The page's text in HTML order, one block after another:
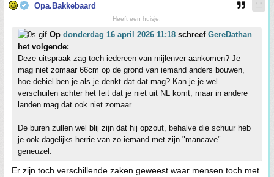
Opa.Bakkebaard
Heeft een huisje.
Op donderdag 16 april 2026 11:18 schreef GereDathan
het volgende:
Deze uitspraak zag toch iedereen van mijlenver aankomen? Je
mag niet zomaar 66cm op de grond van iemand anders bouwen,
hoe debiel ben je als je denkt dat dat mag? Kan je je wel
verschuilen achter het feit dat je niet uit NL komt, maar in andere
landen mag dat ook niet zomaar.
De buren zullen wel blij zijn dat hij opzout, behalve die schuur heb
je ook dagelijks herrie van zo iemand met zijn "mancave"
geneuzel.
Er zijn toch verschillende zaken geweest waar mensen toch met